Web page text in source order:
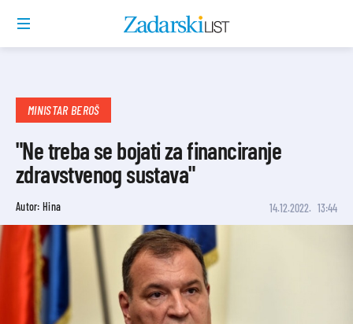
MINISTAR BEROŠ
"Ne treba se bojati za financiranje
zdravstvenog sustava"
Autor: Hina 14.12.2022. 13:44